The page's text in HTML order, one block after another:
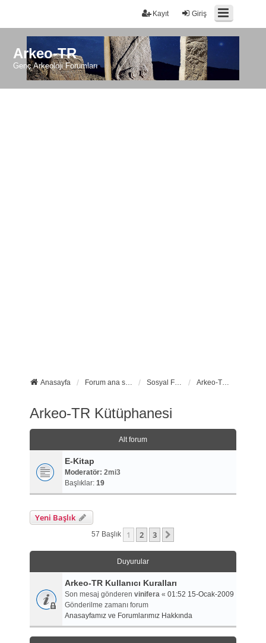
Giriş
Kayıt
Arkeo-TR
Genç Arkeoloji Forumları
Anasayfa Forum ana sayfa Sosyal Forumlarımız Arkeo-TR Kütüphanesi
Arkeo-TR Kütüphanesi
Alt forum
E-Kitap
Moderatör: 2mi3
Başlıklar: 19
Yeni Başlık
57 Başlık 1 2 3
Duyurular
Arkeo-TR Kullanıcı Kuralları
Son mesaj gönderen vinifera« 01:52 15-Ocak-2009
Gönderilme zamanı forum
Anasayfamız ve Forumlarımız Hakkında